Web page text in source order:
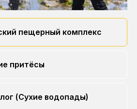
пещерный комплекс
притёсы
(Сухие водопады)